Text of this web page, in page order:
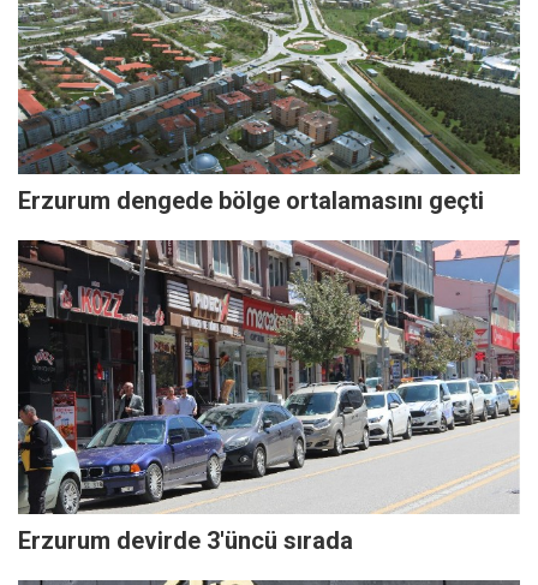
Erzurum dengede bölge ortalamasını geçti
Erzurum devirde 3'üncü sırada